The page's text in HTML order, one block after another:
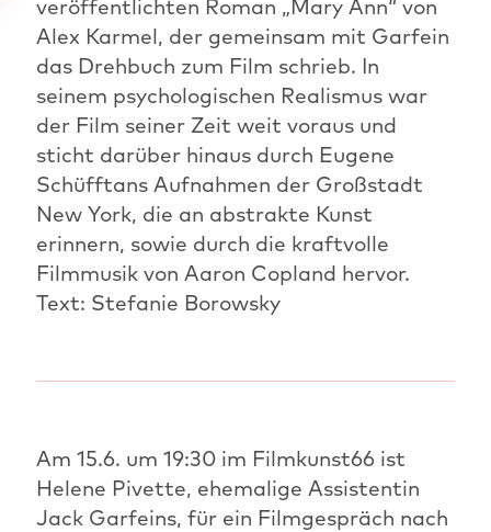
veröffentlichten Roman „Mary Ann“ von
Alex Karmel, der gemeinsam mit Garfein
das Drehbuch zum Film schrieb. In
seinem psychologischen Realismus war
der Film seiner Zeit weit voraus und
sticht darüber hinaus durch Eugene
Schüfftans Aufnahmen der Großstadt
New York, die an abstrakte Kunst
erinnern, sowie durch die kraftvolle
Filmmusik von Aaron Copland hervor.
Text: Stefanie Borowsky
Am 15.6. um 19:30 im Filmkunst66 ist
Helene Pivette, ehemalige Assistentin
Jack Garfeins, für ein Filmgespräch nach